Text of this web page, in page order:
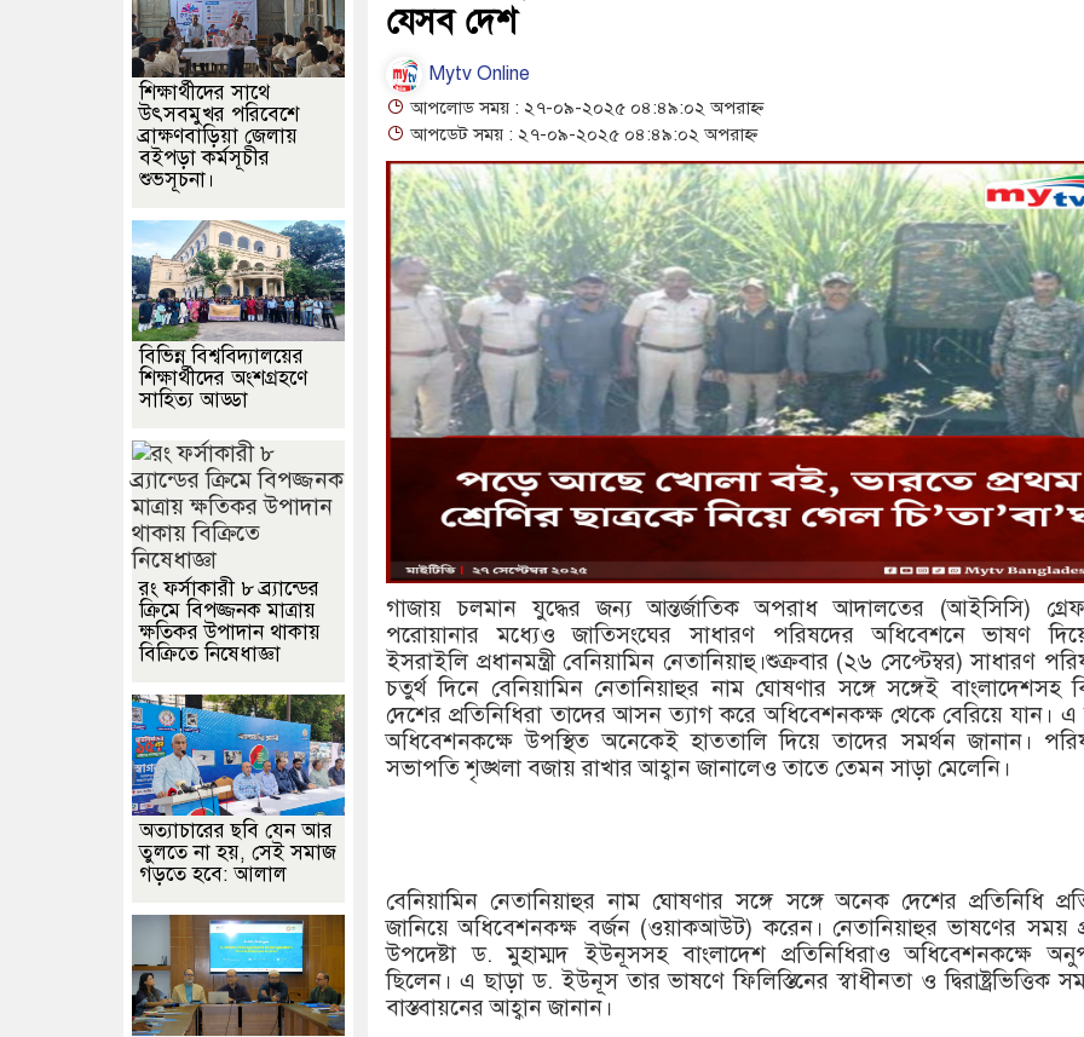
সংবিধান অনুযায়ী যথাসময়ে
খিলক্ষেত থানা বিএনপির যুগ্ম
প্রেমের সম্পর্ক ছিন্ন না করায়
অবশেষে পদত্যাগ করলেন ভারতের
‘রাষ্ট্রপতি হিসেবে মির্জা ফখরুল
যেসব দেশ
Mytv Online
আপলোড সময় : ২৭-০৯-২০২৫ ০৪:৪৯:০২ অপরাহ্ন
আপডেট সময় : ২৭-০৯-২০২৫ ০৪:৪৯:০২ অপরাহ্ন
গাজায় চলমান যুদ্ধের জন্য আন্তর্জাতিক অপরাধ আদালতের (আইসিসি)
পরোয়ানার মধ্যেও জাতিসংঘের সাধারণ পরিষদের অধিবেশনে ভাষণ
ইসরাইলি প্রধানমন্ত্রী বেনিয়ামিন নেতানিয়াহু।শুক্রবার (২৬ সেপ্টেম্বর) সাধারণ
চতুর্থ দিনে বেনিয়ামিন নেতানিয়াহুর নাম ঘোষণার সঙ্গে সঙ্গেই বাংলাদেশসহ
দেশের প্রতিনিধিরা তাদের আসন ত্যাগ করে অধিবেশনকক্ষ থেকে বেরিয়ে যান।
অধিবেশনকক্ষে উপস্থিত অনেকেই হাততালি দিয়ে তাদের সমর্থন জানান।
সভাপতি শৃঙ্খলা বজায় রাখার আহ্বান জানালেও তাতে তেমন সাড়া মেলেনি।
বেনিয়ামিন নেতানিয়াহুর নাম ঘোষণার সঙ্গে সঙ্গে অনেক দেশের প্রতিনিধি
জানিয়ে অধিবেশনকক্ষ বর্জন (ওয়াকআউট) করেন। নেতানিয়াহুর ভাষণের সময়
উপদেষ্টা ড. মুহাম্মদ ইউনূসসহ বাংলাদেশ প্রতিনিধিরাও অধিবেশনকক্ষে
ছিলেন। এ ছাড়া ড. ইউনূস তার ভাষণে ফিলিস্তিনের স্বাধীনতা ও দ্বিরাষ্ট্রভিত্তিক
বাস্তবায়নের আহ্বান জানান।
শিক্ষার্থীদের সাথে
উৎসবমুখর পরিবেশে
ব্রাক্ষণবাড়িয়া জেলায়
বইপড়া কর্মসূচীর
শুভসূচনা।
বিভিন্ন বিশ্ববিদ্যালয়ের
শিক্ষার্থীদের অংশগ্রহণে
সাহিত্য আড্ডা
রং ফর্সাকারী ৮ ব্র্যান্ডের
ক্রিমে বিপজ্জনক মাত্রায়
ক্ষতিকর উপাদান থাকায়
বিক্রিতে নিষেধাজ্ঞা
অত্যাচারের ছবি যেন আর
তুলতে না হয়, সেই সমাজ
গড়তে হবে: আলাল